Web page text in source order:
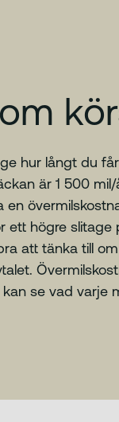
hur långt du
är 1 500
ett högre
att tänka till
se vad varje